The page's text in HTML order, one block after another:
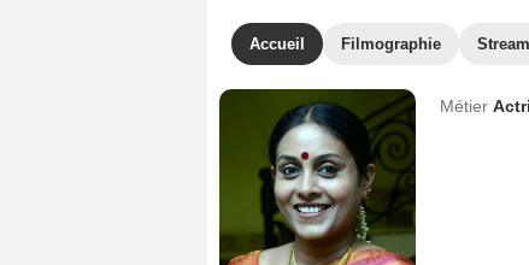
Accueil Filmographie
Métier